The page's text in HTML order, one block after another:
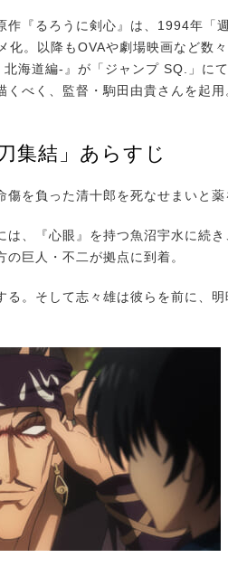
『るろうに剣心』は、1994年「
化。以降もOVAや劇場映画など数
海道編-』が「ジャンプ SQ.」に
くべく、監督・駒田由貴さんを起
集結」あらすじ
を負った清十郎を死なせまいと薬
、『心眼』を持つ魚沼宇水に続
巨人・不二が拠点に到着。
。そして志々雄は彼らを前に、